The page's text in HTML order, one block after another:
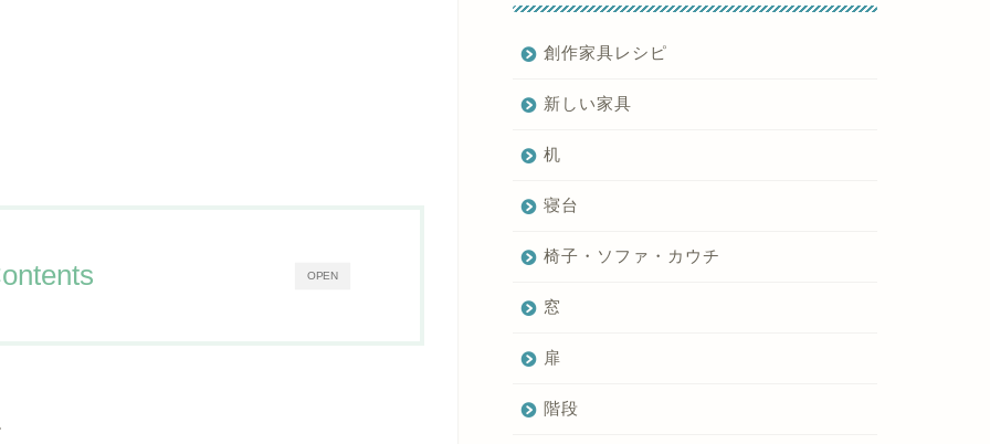
OPEN
創作家具レシピ
新しい家具
机
寝台
椅子・ソファ・カウチ
窓
扉
階段